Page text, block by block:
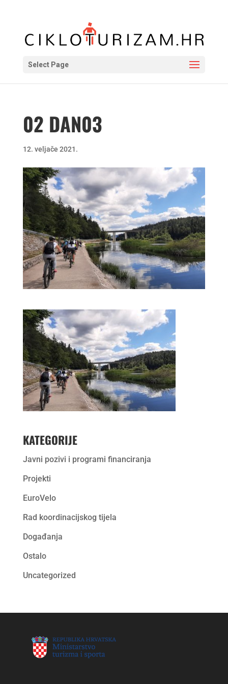
Select Page
02 DAN03
12. veljače 2021.
KATEGORIJE
Javni pozivi i programi financiranja
Projekti
EuroVelo
Rad koordinacijskog tijela
Događanja
Ostalo
Uncategorized